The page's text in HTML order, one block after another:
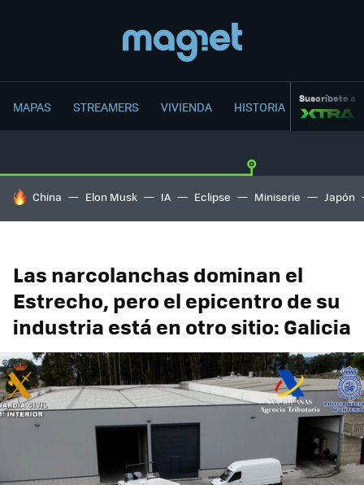
MAPAS STREAMERS VIVIENDA HISTORIA Suscríbete a
HOY SE HABLA DE
China Elon Musk IA Eclipse Miniserie Japón
Las narcolanchas dominan el
Estrecho, pero el epicentro de su
industria está en otro sitio: Galicia